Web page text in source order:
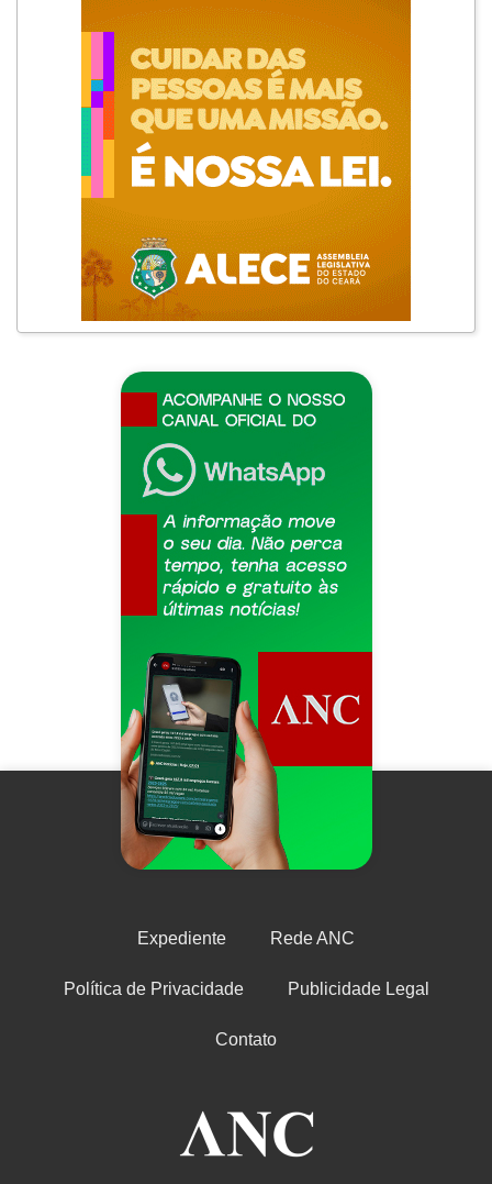
Expediente Rede ANC
Política de Privacidade Publicidade Legal
Contato